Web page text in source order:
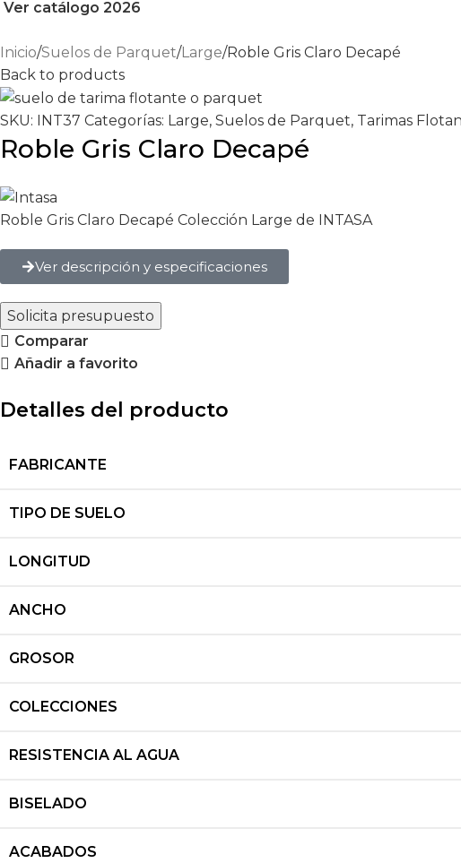
Ver catálogo 2026
Inicio Suelos de Parquet Large Roble Gris Claro Decapé
Back to products
SKU: INT37 Categorías: Large, Suelos de Parquet, Tarimas
Roble Gris Claro Decapé
Roble Gris Claro Decapé Colección Large de INTASA
Ver descripción y especificaciones
Solicita presupuesto
Comparar
Añadir a favorito
Detalles del producto
FABRICANTE
TIPO DE SUELO
LONGITUD
ANCHO
GROSOR
COLECCIONES
RESISTENCIA AL AGUA
BISELADO
ACABADOS